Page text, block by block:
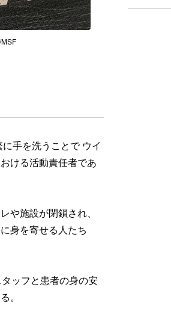
手を洗うことで ウイ
ける活動責任者であ
や施設が閉鎖され、
身を寄せる人たち
ッフと患者の身の安
。